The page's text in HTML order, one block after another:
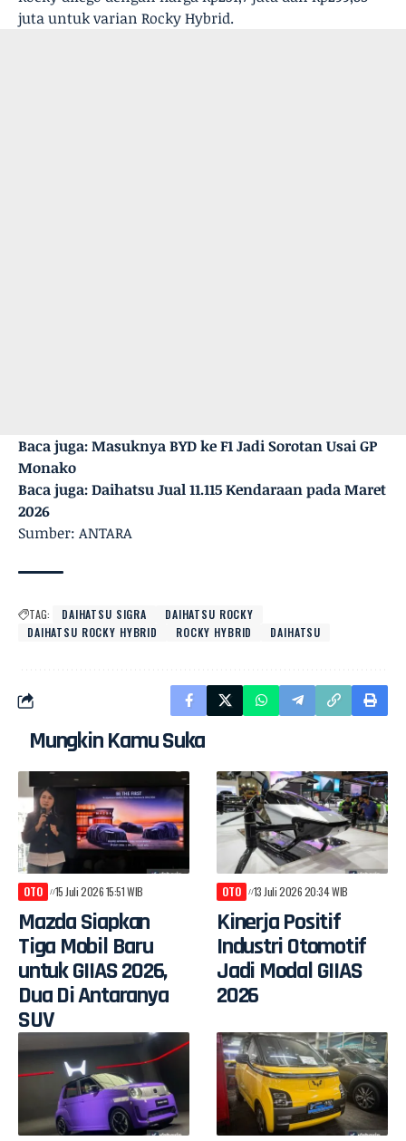
juta untuk varian Rocky Hybrid.
Baca juga:Masuknya BYD ke F1 Jadi Sorotan Usai GP
Monako
Baca juga:Daihatsu Jual 11.115 Kendaraan pada Maret
2026
Sumber: ANTARA
TAG: DAIHATSU SIGRA
DAIHATSU ROCKY
DAIHATSU ROCKY HYBRID
ROCKY HYBRID DAIHATSU
Mungkin Kamu Suka
OTO 15 Juli 2026 15:51 WIB
Mazda Siapkan
Tiga Mobil Baru
untuk GIIAS 2026,
Dua Di Antaranya
SUV
OTO 13 Juli 2026 20:34 WIB
Kinerja Positif
Industri Otomotif
Jadi Modal GIIAS
2026